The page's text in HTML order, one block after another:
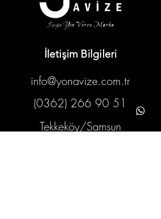
İletişim Bilgileri
info@yonavize.com.tr
(0362) 266 90 51
Tekkeköy/Samsun